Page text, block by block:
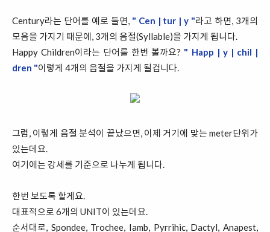
Century라는 단어를 예로 들면, " Cen | tur | y "라고 하면, 3개의
모음을 가지기 때문에, 3개의 음절(Syllable)을 가지게 됩니다.
Happy Children이라는 단어를 한번 볼까요? " Happ | y | chil |
dren "이렇게 4개의 음절을 가지게 될겁니다.
그럼, 이렇게 음절 분석이 끝났으면, 이제 거기에 맞는 meter단위가
있는데요.
여기에는 강세를 기준으로 나누게 됩니다.
한번 보도록 할게요.
대표적으로 6개의 UNIT이 있는데요.
순서대로, Spondee, Trochee, Iamb, Pyrrihic, Dactyl, Anapest,